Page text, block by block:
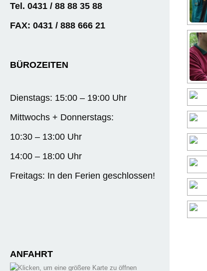
Tel. 0431 / 88 88 35 88
FAX: 0431 / 888 666 21
BÜROZEITEN
Dienstags: 15:00 – 19:00 Uhr
Mittwochs + Donnerstags:
10:30 – 13:00 Uhr
14:00 – 18:00 Uhr
Freitags: In den Ferien geschlossen!
ANFAHRT